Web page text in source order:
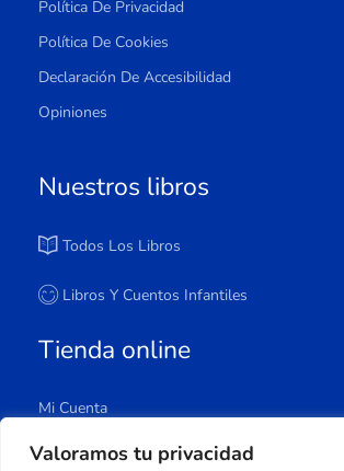
Valoramos tu privacidad
Política De Privacidad
Política De Cookies
Declaración De Accesibilidad
Opiniones
Nuestros libros
Todos Los Libros
Libros Y Cuentos Infantiles
Tienda online
Mi Cuenta
Carrito